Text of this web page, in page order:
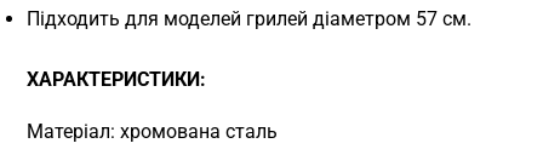
Підходить для моделей грилей діаметром 57 см.
ХАРАКТЕРИСТИКИ:
Матеріал: хромована сталь